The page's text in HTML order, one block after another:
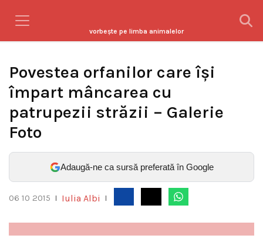
vorbeşte pe limba animalelor
Povestea orfanilor care își
împart mâncarea cu
patrupezii străzii – Galerie
Foto
Adaugă-ne ca sursă preferată în Google
06 10 2015 Iulia Albi